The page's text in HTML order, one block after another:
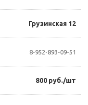
Грузинская 12
8-952-893-09-51
800 руб./шт